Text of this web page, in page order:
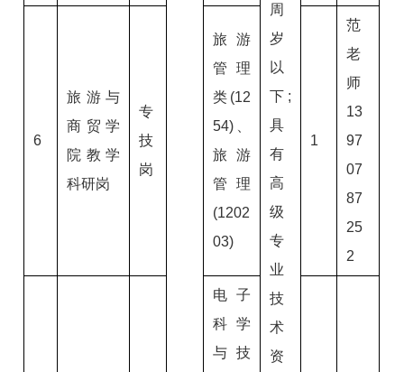
周
岁
以
下;
具
有
高
级
专
业
技
术
资
6
旅游与
商贸学
院教学
科研岗
专
技
岗
旅游
管理
类(12
54)、
旅游
管理
(1202
03)
1
范
老
师
13
97
07
87
25
2
电子
科学
与技